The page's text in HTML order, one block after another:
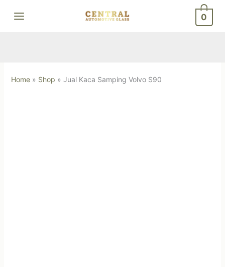
0
Home» Shop » Jual Kaca Samping Volvo S90